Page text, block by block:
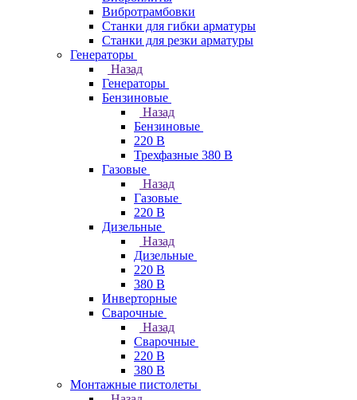
Вибротрамбовки
Станки для гибки арматуры
Станки для резки арматуры
Генераторы
Назад
Генераторы
Бензиновые
Назад
Бензиновые
220 В
Трехфазные 380 В
Газовые
Назад
Газовые
220 В
Дизельные
Назад
Дизельные
220 В
380 В
Инверторные
Сварочные
Назад
Сварочные
220 В
380 В
Монтажные пистолеты